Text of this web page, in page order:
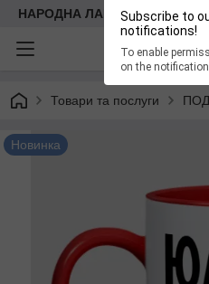
Subscribe to
notifications!
To enable
on the
НАРОДНА ЛАВКА
Товари та послуги
Новинка